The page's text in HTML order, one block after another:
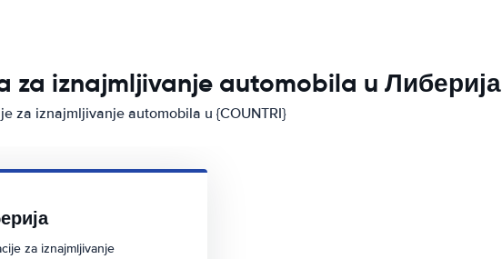
za iznajmljivanje automobila u Либерија
za iznajmljivanje automobila u {COUNTRI}
za iznajmljivanje